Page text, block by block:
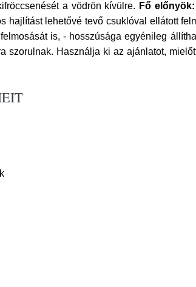
a vödrön kívülre. Fő előnyök:
hajlítást lehetővé tevő csuklóval ellátott
is, - hosszúsága egyénileg
szorulnak. Használja ki az ajánlatot,